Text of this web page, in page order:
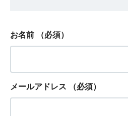
お名前 （必須）
メールアドレス （必須）